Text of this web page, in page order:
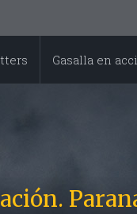
Gasalla en